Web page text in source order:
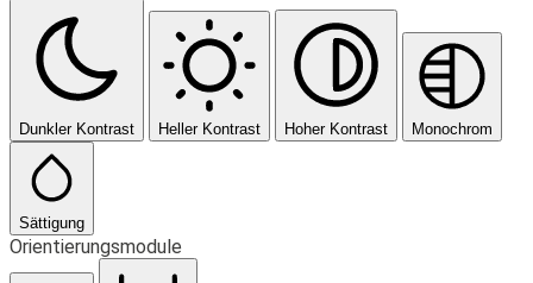
Dunkler Kontrast Heller Kontrast Hoher Kontrast Monochrom
Sättigung
Orientierungsmodule